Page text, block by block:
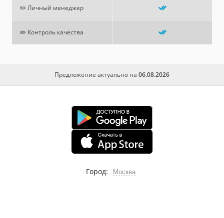
✏️ Личный менеджер
✏️ Контроль качества
Предложение актуально на 06.08.2026
Город: Москва